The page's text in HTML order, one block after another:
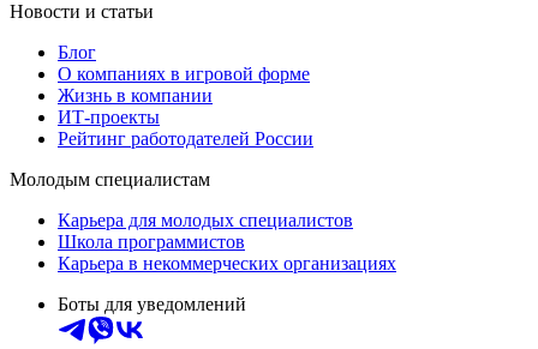
Новости и статьи
Блог
О компаниях в игровой форме
Жизнь в компании
ИТ-проекты
Рейтинг работодателей России
Молодым специалистам
Карьера для молодых специалистов
Школа программистов
Карьера в некоммерческих организациях
Боты для уведомлений